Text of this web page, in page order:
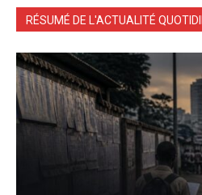
RÉSUMÉ DE L'ACTUALITÉ